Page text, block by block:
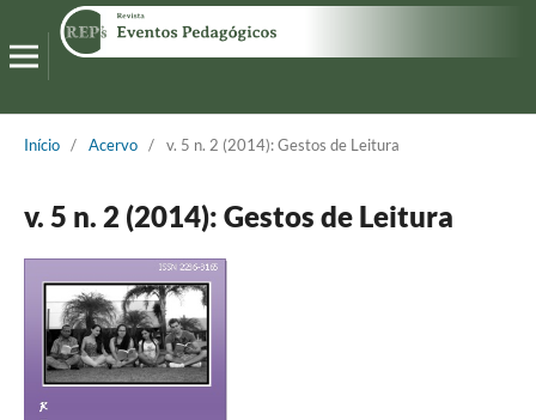
Início / Acervo / v. 5 n. 2 (2014): Gestos de Leitura
v. 5 n. 2 (2014): Gestos de Leitura